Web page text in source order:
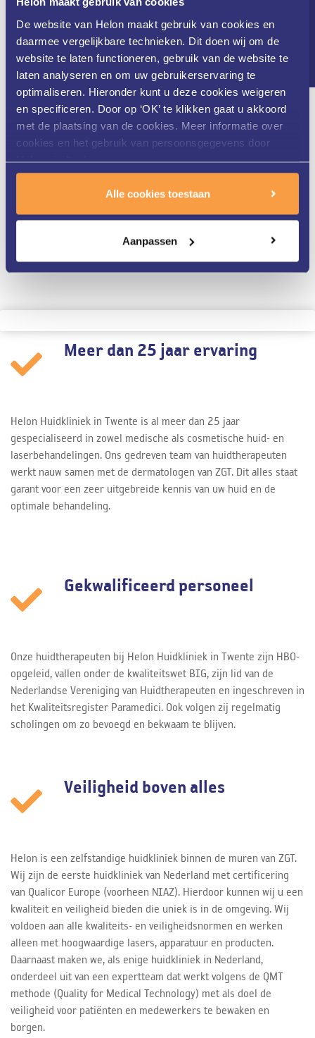
De website van Helon maakt gebruik van cookies en
daarmee vergelijkbare technieken. Dit doen wij om de
website te laten functioneren, gebruik van de website te
laten analyseren en om uw gebruikerservaring te
optimaliseren. Hieronder kunt u deze cookies weigeren
en specificeren. Door op ‘OK’ te klikken gaat u akkoord
met de plaatsing van de cookies. Meer informatie over
cookies en het gebruik van persoonsgegevens door
Helon vindt uhier.
Alle cookies toestaan
Aanpassen
Permanente make-up verwijderen
Veelgestelde vragen
de zon kom?
Kan ik meerdere pigmentvlekken tegelijk laten
Meer dan 25 jaar ervaring
Helon Huidkliniek in Twente is al meer dan 25 jaar
gespecialiseerd in zowel medische als cosmetische huid- en
laserbehandelingen. Ons gedreven team van huidtherapeuten
werkt nauw samen met de dermatologen van ZGT. Dit alles staat
garant voor een zeer uitgebreide kennis van uw huid en de
optimale behandeling.
Gekwalificeerd personeel
Onze huidtherapeuten bij Helon Huidkliniek in Twente zijn HBO-
opgeleid, vallen onder de kwaliteitswet BIG, zijn lid van de
Nederlandse Vereniging van Huidtherapeuten en ingeschreven in
het Kwaliteitsregister Paramedici. Ook volgen zij regelmatig
scholingen om zo bevoegd en bekwaam te blijven.
Veiligheid boven alles
Helon is een zelfstandige huidkliniek binnen de muren van ZGT.
Wij zijn de eerste huidkliniek van Nederland met certificering
van Qualicor Europe (voorheen NIAZ). Hierdoor kunnen wij u een
kwaliteit en veiligheid bieden die uniek is in de omgeving. Wij
voldoen aan alle kwaliteits- en veiligheidsnormen en werken
alleen met hoogwaardige lasers, apparatuur en producten.
Daarnaast maken we, als enige huidkliniek in Nederland,
onderdeel uit van een expertteam dat werkt volgens de QMT
methode (Quality for Medical Technology) met als doel de
veiligheid voor patiënten en medewerkers te bewaken en
borgen.